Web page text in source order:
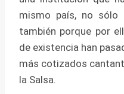
mismo país, no sólo
también porque por
de existencia han
más cotizados
la Salsa.